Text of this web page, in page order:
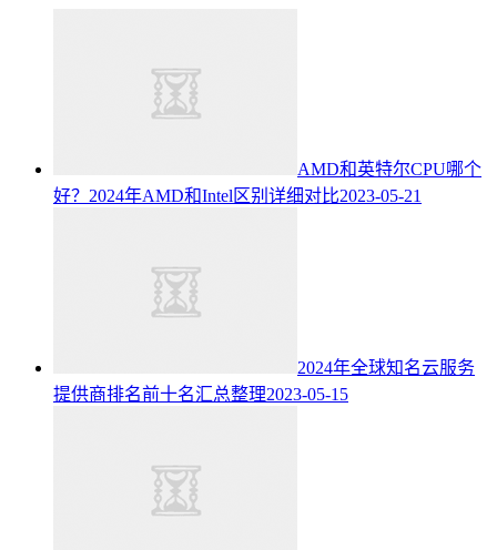
AMD和英特尔CPU哪个
好？2024年AMD和Intel区别详细对比2023-05-21
2024年全球知名云服务
提供商排名前十名汇总整理2023-05-15